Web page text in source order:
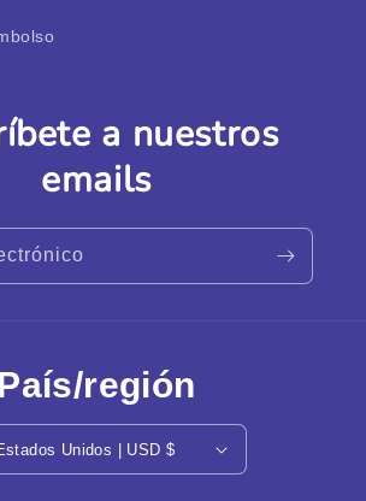
a nuestros
emails
País/región
Estados Unidos | USD $